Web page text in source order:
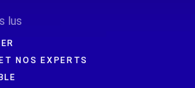
lus
NOS EXPERTS